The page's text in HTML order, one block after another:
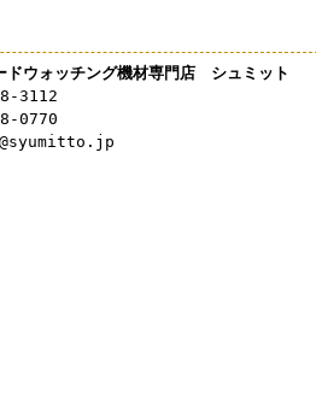
ドウォッチング機材専門店 シュミット
3112
0770